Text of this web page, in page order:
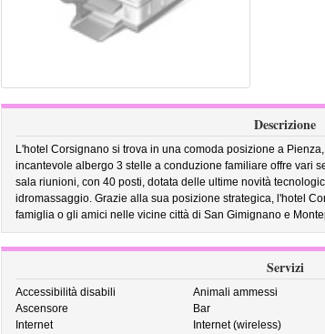
Descrizione
L'hotel Corsignano si trova in una comoda posizione a
incantevole albergo 3 stelle a conduzione familiare offre vari
sala riunioni, con 40 posti, dotata delle ultime novità
idromassaggio. Grazie alla sua posizione strategica, l'hotel
famiglia o gli amici nelle vicine città di San Gimignano e
Servizi
Accessibilità disabili Animali ammessi
Ascensore
Bar
Internet
Internet (wireless)